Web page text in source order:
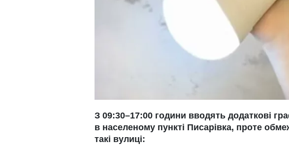
З 09:30–17:00 години вводять додаткові
в населеному пункті Писарівка, проте
такі вулиці: